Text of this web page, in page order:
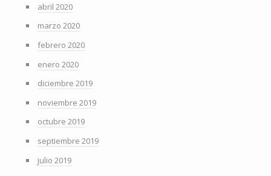
abril 2020
marzo 2020
febrero 2020
enero 2020
diciembre 2019
noviembre 2019
octubre 2019
septiembre 2019
julio 2019